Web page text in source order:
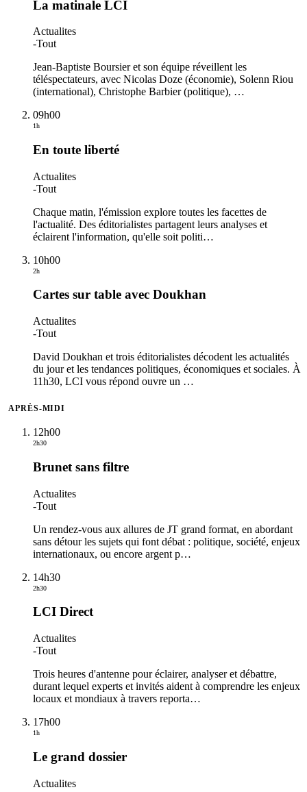
La matinale LCI
Actualites
-Tout
Jean-Baptiste Boursier et son équipe réveillent les
téléspectateurs, avec Nicolas Doze (économie), Solenn Riou
(international), Christophe Barbier (politique), …
09h00
1h
En toute liberté
Actualites
-Tout
Chaque matin, l'émission explore toutes les facettes de
l'actualité. Des éditorialistes partagent leurs analyses et
éclairent l'information, qu'elle soit politi…
10h00
2h
Cartes sur table avec Doukhan
Actualites
-Tout
David Doukhan et trois éditorialistes décodent les actualités
du jour et les tendances politiques, économiques et sociales. À
11h30, LCI vous répond ouvre un …
APRÈS-MIDI
12h00
2h30
Brunet sans filtre
Actualites
-Tout
Un rendez-vous aux allures de JT grand format, en abordant
sans détour les sujets qui font débat : politique, société, enjeux
internationaux, ou encore argent p…
14h30
2h30
LCI Direct
Actualites
-Tout
Trois heures d'antenne pour éclairer, analyser et débattre,
durant lequel experts et invités aident à comprendre les enjeux
locaux et mondiaux à travers reporta…
17h00
1h
Le grand dossier
Actualites